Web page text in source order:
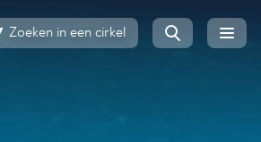
Zoeken in een cirkel